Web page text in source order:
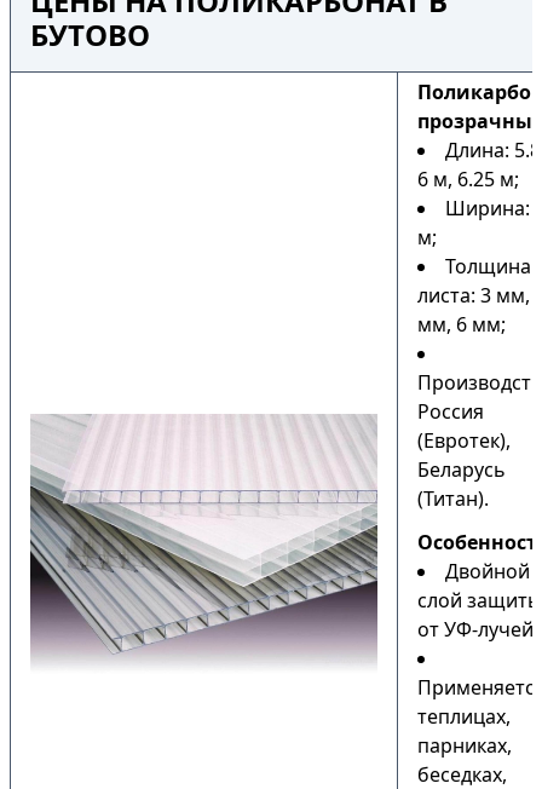
БУТОВО
Длина:
6 м, 6.25 м;
Ширина:
м;
Толщина
листа: 3 мм,
мм, 6 мм;
Россия
(Евротек),
Беларусь
(Титан).
Двойной
слой защиты
от УФ-лучей;
теплицах,
парниках,
беседках,